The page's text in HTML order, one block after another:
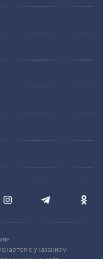
с указанием